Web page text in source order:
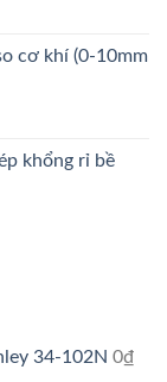
cơ khí (0-10mm
khổng rỉ bề
34-102N 0₫